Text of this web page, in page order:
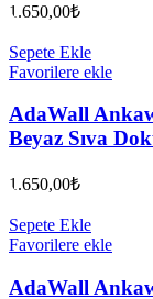
1.650,00₺
Sepete Ekle
Favorilere ekle
AdaWall
Beyaz Sıva
1.650,00₺
Sepete Ekle
Favorilere ekle
AdaWall